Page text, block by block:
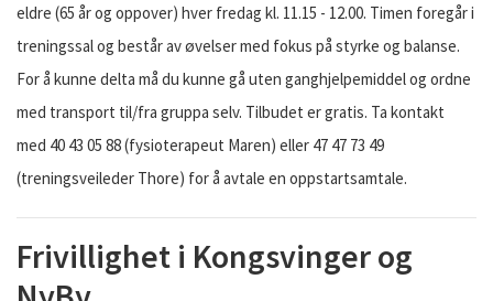
eldre (65 år og oppover) hver fredag kl. 11.15 - 12.00. Timen foregår i
treningssal og består av øvelser med fokus på styrke og balanse.
For å kunne delta må du kunne gå uten ganghjelpemiddel og ordne
med transport til/fra gruppa selv. Tilbudet er gratis. Ta kontakt
med 40 43 05 88 (fysioterapeut Maren) eller 47 47 73 49
(treningsveileder Thore) for å avtale en oppstartsamtale.
Frivillighet i Kongsvinger og